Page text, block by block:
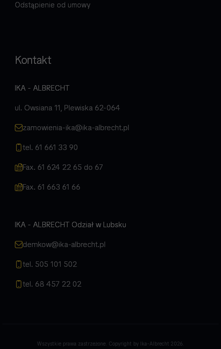
Odstąpienie od umowy
Kontakt
IKA - ALBRECHT
ul. Owsiana 11, Plewiska 62-064
zamowienia-ika@ika-albrecht.pl
tel. 61 661 33 90
Fax. 61 624 22 65 do 67
Fax. 61 663 61 66
IKA - ALBRECHT Odział w Lubsku
demkow@ika-albrecht.pl
tel. 505 101 502
tel. 68 457 22 02
Wszystkie prawa zastrzeżone. Copyright by Ika-Albrecht 2026.